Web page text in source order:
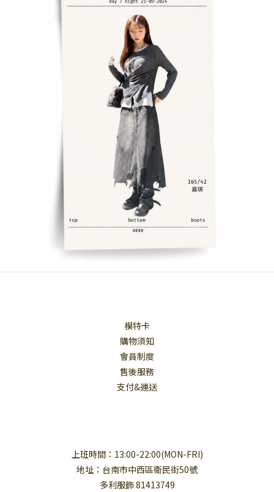
模特卡
購物須知
會員制度
售後服務
支付&運送
上班時間：13:00-22:00(MON-FRI)
地址：台南市中西區衛民街50號
多利服飾 81413749